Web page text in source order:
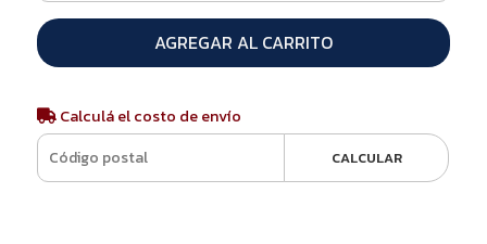
AGREGAR AL CARRITO
Calculá el costo de envío
CALCULAR